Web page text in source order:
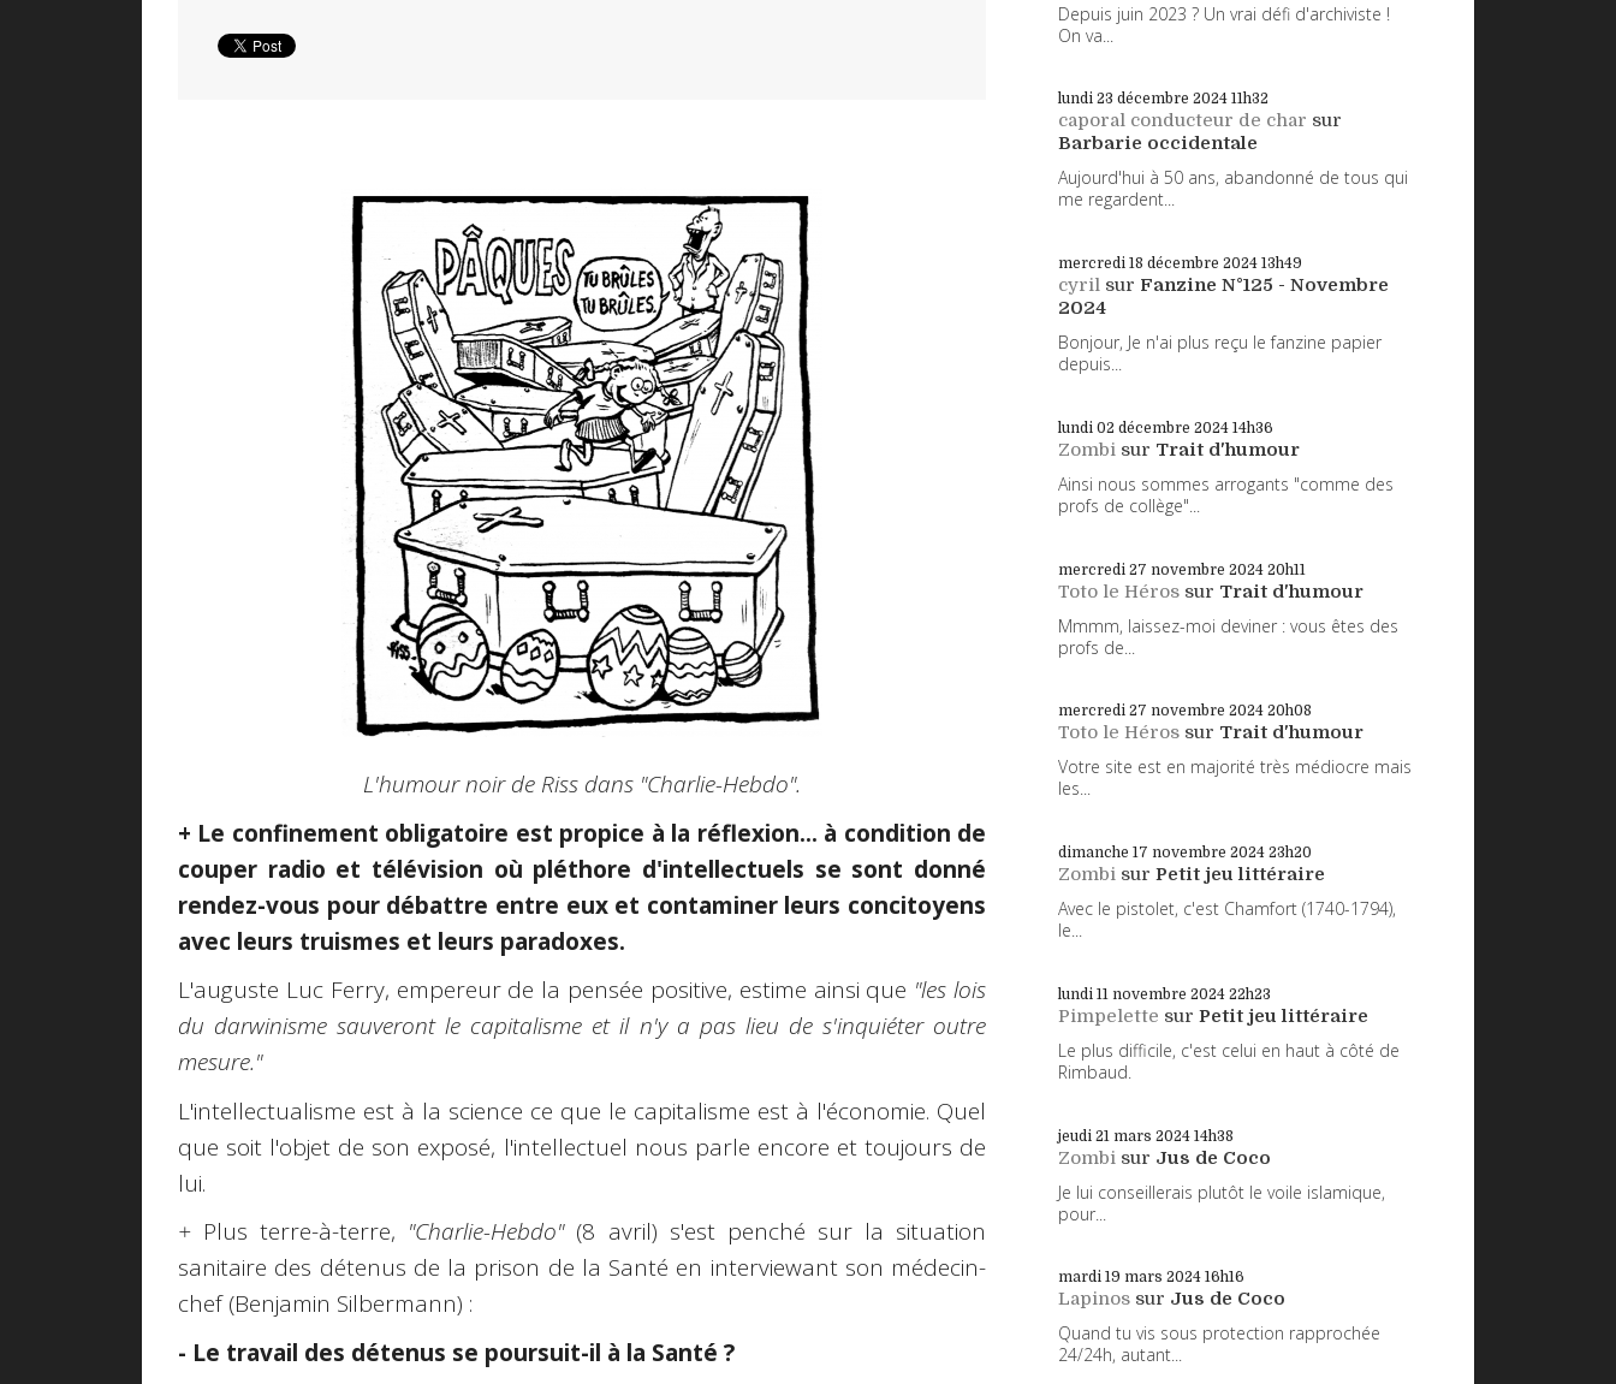
L'humour noir de Riss dans "Charlie-Hebdo".
+ Le confinement obligatoire est propice à la réflexion... à condition de
couper radio et télévision où pléthore d'intellectuels se sont donné
rendez-vous pour débattre entre eux et contaminer leurs concitoyens
avec leurs truismes et leurs paradoxes.
L'auguste Luc Ferry, empereur de la pensée positive, estime ainsi que "les lois
du darwinisme sauveront le capitalisme et il n'y a pas lieu de s'inquiéter outre
mesure."
L'intellectualisme est à la science ce que le capitalisme est à l'économie. Quel
que soit l'objet de son exposé, l'intellectuel nous parle encore et toujours de
lui.
+ Plus terre-à-terre, "Charlie-Hebdo"(8 avril) s'est penché sur la situation
sanitaire des détenus de la prison de la Santé en interviewant son médecin-
chef (Benjamin Silbermann) :
- Le travail des détenus se poursuit-il à la Santé ?
Depuis juin 2023 ? Un vrai défi d'archiviste !
On va...
lundi 23 décembre 2024 11h32
caporal conducteur de char sur
Barbarie occidentale
Aujourd'hui à 50 ans, abandonné de tous qui
me regardent...
mercredi 18 décembre 2024 13h49
cyril sur Fanzine N°125 - Novembre
2024
Bonjour, Je n'ai plus reçu le fanzine papier
depuis...
lundi 02 décembre 2024 14h36
Zombi sur Trait d'humour
Ainsi nous sommes arrogants "comme des
profs de collège"...
mercredi 27 novembre 2024 20h11
Toto le Héros sur Trait d'humour
Mmmm, laissez-moi deviner : vous êtes des
profs de...
mercredi 27 novembre 2024 20h08
Toto le Héros sur Trait d'humour
Votre site est en majorité très médiocre mais
les...
dimanche 17 novembre 2024 23h20
Zombi sur Petit jeu littéraire
Avec le pistolet, c'est Chamfort (1740-1794),
le...
lundi 11 novembre 2024 22h23
Pimpelette sur Petit jeu littéraire
Le plus difficile, c'est celui en haut à côté de
Rimbaud.
jeudi 21 mars 2024 14h38
Zombi sur Jus de Coco
Je lui conseillerais plutôt le voile islamique,
pour...
mardi 19 mars 2024 16h16
Lapinos sur Jus de Coco
Quand tu vis sous protection rapprochée
24/24h, autant...